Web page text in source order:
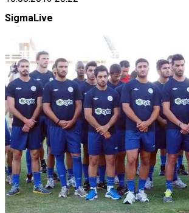
SigmaLive